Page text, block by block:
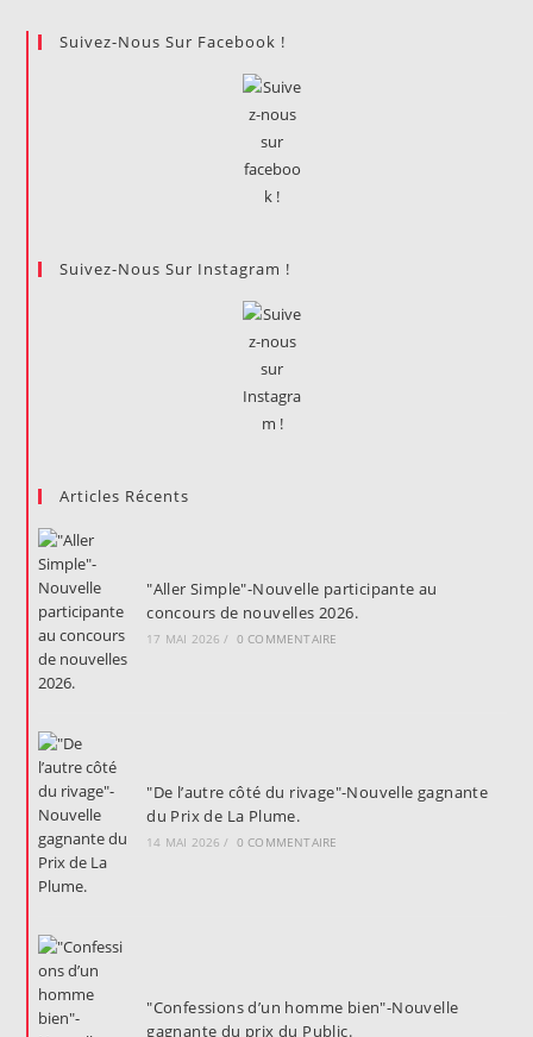
D’aujourd’hui
Sur
Suivez-Nous Sur Facebook !
Suivez-Nous Sur Instagram !
Articles Récents
"Aller Simple"-Nouvelle participante au
concours de nouvelles 2026.
17 MAI 2026 / 0 COMMENTAIRE
"De l’autre côté du rivage"-Nouvelle gagnante
du Prix de La Plume.
14 MAI 2026 / 0 COMMENTAIRE
"Confessions d’un homme bien"-Nouvelle
gagnante du prix du Public.